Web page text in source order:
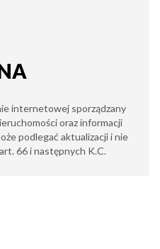
internetowej sporządzany
oraz informacji
podlegać aktualizacji i nie
66 i następnych K.C.